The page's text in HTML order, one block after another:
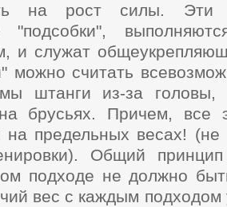
на рост силы. Эти
"подсобки",
и служат
можно считать
штанги из-за
брусьях. Причем, все
на предельных весах!
Общий
подходе не должно
вес с каждым подходом